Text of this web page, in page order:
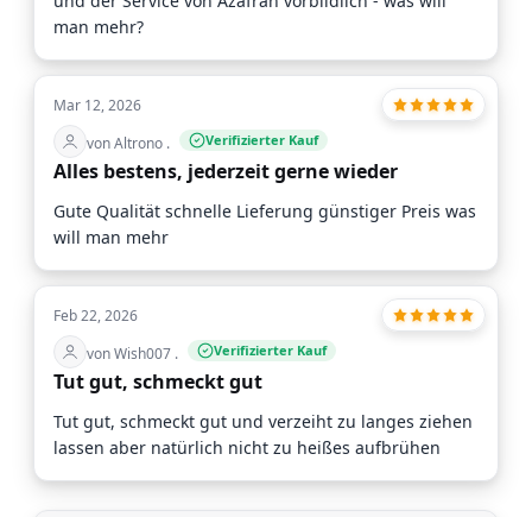
man mehr?
Mar 12, 2026
von Altrono .
Verifizierter Kauf
Alles bestens, jederzeit gerne wieder
Gute Qualität schnelle Lieferung günstiger Preis was
will man mehr
Feb 22, 2026
von Wish007 .
Verifizierter Kauf
Tut gut, schmeckt gut
Tut gut, schmeckt gut und verzeiht zu langes ziehen
lassen aber natürlich nicht zu heißes aufbrühen